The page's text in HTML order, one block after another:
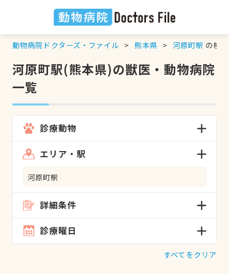
動物病院ドクターズ・ファイル 熊本県 河原町駅 の検
河原町駅(熊本県)の獣医・動物病院
一覧
診療動物
エリア・駅
河原町駅
詳細条件
診療曜日
すべてをクリア